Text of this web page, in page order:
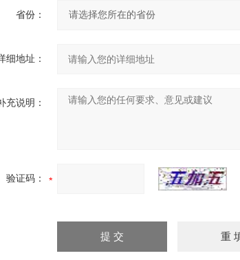
省份：
细地址：
充说明：
验证码：